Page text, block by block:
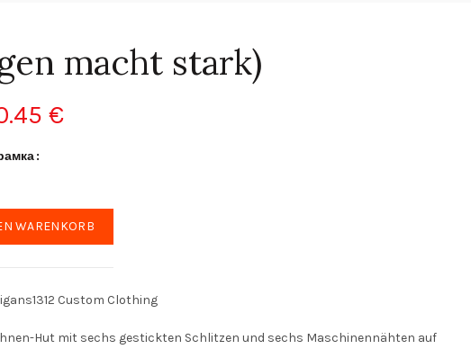
macht stark)
€Preisspanne:
20.45 €
WARENKORB
Custom Clothing
Hut mit sechs gestickten Schlitzen und sechs Maschinennähten auf